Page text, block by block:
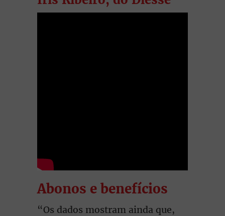
Abonos e benefícios
“Os dados mostram ainda que,